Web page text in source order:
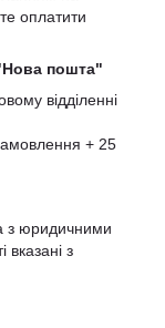
оплатити
пошта"
відділенні
+ 25
з юридичними
вказані з